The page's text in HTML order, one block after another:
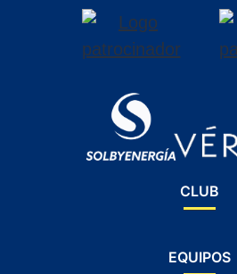
CLUB
EQUIPOS